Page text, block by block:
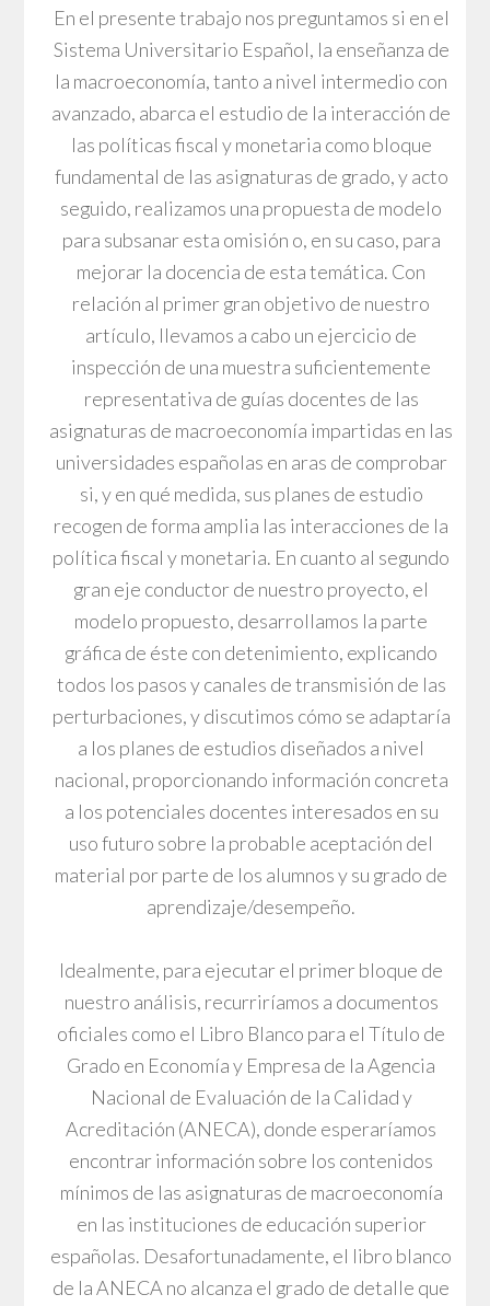
En el presente trabajo nos preguntamos si en el
Sistema Universitario Español, la enseñanza de
la macroeconomía, tanto a nivel intermedio con
avanzado, abarca el estudio de la interacción de
las políticas fiscal y monetaria como bloque
fundamental de las asignaturas de grado, y acto
seguido, realizamos una propuesta de modelo
para subsanar esta omisión o, en su caso, para
mejorar la docencia de esta temática. Con
relación al primer gran objetivo de nuestro
artículo, llevamos a cabo un ejercicio de
inspección de una muestra suficientemente
representativa de guías docentes de las
asignaturas de macroeconomía impartidas en las
universidades españolas en aras de comprobar
si, y en qué medida, sus planes de estudio
recogen de forma amplia las interacciones de la
política fiscal y monetaria. En cuanto al segundo
gran eje conductor de nuestro proyecto, el
modelo propuesto, desarrollamos la parte
gráfica de éste con detenimiento, explicando
todos los pasos y canales de transmisión de las
perturbaciones, y discutimos cómo se adaptaría
a los planes de estudios diseñados a nivel
nacional, proporcionando información concreta
a los potenciales docentes interesados en su
uso futuro sobre la probable aceptación del
material por parte de los alumnos y su grado de
aprendizaje/desempeño.
Idealmente, para ejecutar el primer bloque de
nuestro análisis, recurriríamos a documentos
oficiales como el Libro Blanco para el Título de
Grado en Economía y Empresa de la Agencia
Nacional de Evaluación de la Calidad y
Acreditación (ANECA), donde esperaríamos
encontrar información sobre los contenidos
mínimos de las asignaturas de macroeconomía
en las instituciones de educación superior
españolas. Desafortunadamente, el libro blanco
de la ANECA no alcanza el grado de detalle que